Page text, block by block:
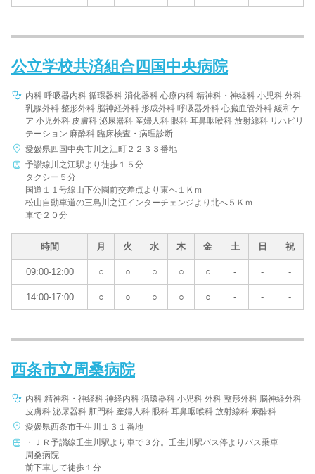
公立学校共済組合四国中央病院
内科 呼吸器内科 循環器科 消化器科 心療内科 精神科・神経科 小児科 外科
乳腺外科 整形外科 脳神経外科 形成外科 呼吸器外科 心臓血管外科 緩和ケ
ア 小児外科 皮膚科 泌尿器科 産婦人科 眼科 耳鼻咽喉科 放射線科 リハビリ
テーション 麻酔科 臨床検査・病理診断
愛媛県四国中央市川之江町２２３３番地
予讃線川之江駅より徒歩１５分
タクシー５分
国道１１号線山下公園前交差点より東へ１Ｋｍ
松山自動車道の三島川之江インターチェンジより北へ５Ｋｍ
車で２０分
時間 月 火 水 木 金 土 日 祝
09:00-12:00 ○ ○ ○ ○ ○ - - -
14:00-17:00 ○ ○ ○ ○ ○ - - -
西条市立周桑病院
内科 精神科・神経科 神経内科 循環器科 小児科 外科 整形外科 脳神経外科
皮膚科 泌尿器科 肛門科 産婦人科 眼科 耳鼻咽喉科 放射線科 麻酔科
愛媛県西条市壬生川１３１番地
・ＪＲ予讃線壬生川駅より車で３分。壬生川駅バス停よりバス乗車
周桑病院
前下車して徒歩１分